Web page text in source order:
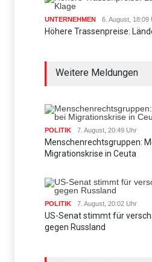
UNTERNEHMEN 6. August, 18:09
Höhere Trassenpreise:
Weitere Meldungen
POLITIK 7. August, 20:49 Uhr
Menschenrechtsgruppen:
Migrationskrise in Ceuta
POLITIK 7. August, 20:02 Uhr
US-Senat stimmt für
gegen Russland